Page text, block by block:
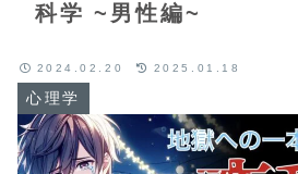
科学 ~男性編~
心理学
2024.02.20 2025.01.18